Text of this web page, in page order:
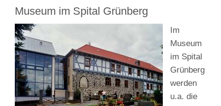
Museum im Spital Grünberg
Im
Museum
im Spital
Grünberg
werden
u.a. die